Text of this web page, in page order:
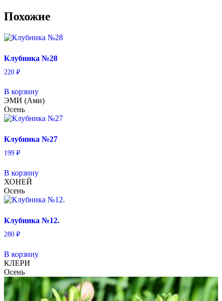
Похожие
Клубника №28
220 ₽
В корзину
ЭМИ (Ами)
Осень
Клубника №27
199 ₽
В корзину
ХОНЕЙ
Осень
Клубника №12.
280 ₽
В корзину
КЛЕРИ
Осень